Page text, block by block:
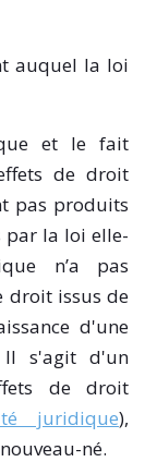
auquel la loi
et le fait
de droit
pas produits
par la loi elle-
n’a pas
droit issus de
d'une
Il s'agit d'un
de droit
juridique),
né.